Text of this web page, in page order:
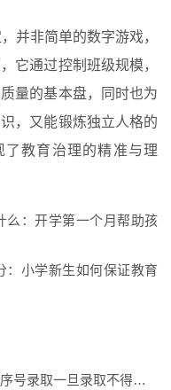
并非简单的数字游戏，
它通过控制班级规模，
量的基本盘，同时也为
，又能锻炼独立人格的
教育治理的精准与理
么：开学第一个月帮助孩
：小学新生如何保证教育
上海小升初调剂志愿录取规则：按顺序号录取一旦录取不得放弃